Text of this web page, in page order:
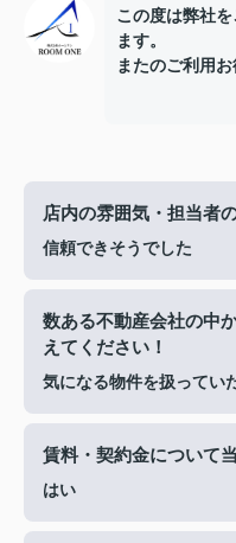
この度は弊社
ます。
またのご利用お
店内の雰囲気・担当者
信頼できそうでした
数ある不動産会社の中
えてください！
気になる物件を扱ってい
賃料・契約金について
はい